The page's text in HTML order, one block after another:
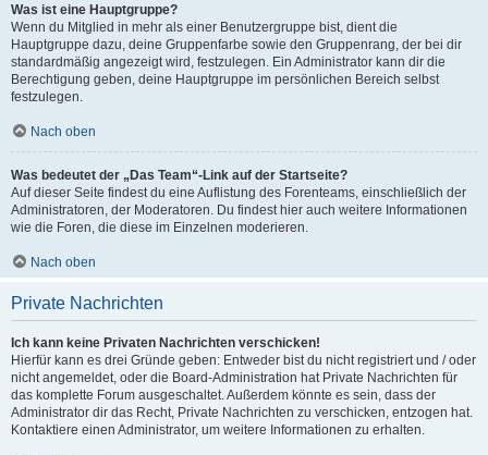
Was ist eine Hauptgruppe?
Wenn du Mitglied in mehr als einer Benutzergruppe bist, dient die
Hauptgruppe dazu, deine Gruppenfarbe sowie den Gruppenrang, der bei dir
standardmäßig angezeigt wird, festzulegen. Ein Administrator kann dir die
Berechtigung geben, deine Hauptgruppe im persönlichen Bereich selbst
festzulegen.
Nach oben
Was bedeutet der „Das Team“-Link auf der Startseite?
Auf dieser Seite findest du eine Auflistung des Forenteams, einschließlich der
Administratoren, der Moderatoren. Du findest hier auch weitere Informationen
wie die Foren, die diese im Einzelnen moderieren.
Nach oben
Private Nachrichten
Ich kann keine Privaten Nachrichten verschicken!
Hierfür kann es drei Gründe geben: Entweder bist du nicht registriert und / oder
nicht angemeldet, oder die Board-Administration hat Private Nachrichten für
das komplette Forum ausgeschaltet. Außerdem könnte es sein, dass der
Administrator dir das Recht, Private Nachrichten zu verschicken, entzogen hat.
Kontaktiere einen Administrator, um weitere Informationen zu erhalten.